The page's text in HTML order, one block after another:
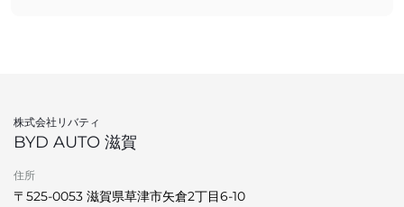
株式会社リバティ
BYD AUTO 滋賀
住所
〒525-0053 滋賀県草津市矢倉2丁目6-10